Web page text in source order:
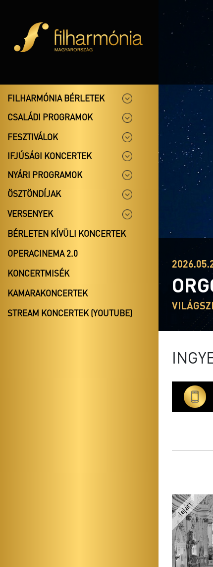
FILHARMÓNIA BÉRLETEK
CSALÁDI PROGRAMOK
FESZTIVÁLOK
IFJÚSÁGI KONCERTEK
NYÁRI PROGRAMOK
ÖSZTÖNDÍJAK
VERSENYEK
BÉRLETEN KÍVÜLI KONCERTEK
OPERACINEMA 2.0
KONCERTMISÉK
KAMARAKONCERTEK
STREAM KONCERTEK (YOUTUBE)